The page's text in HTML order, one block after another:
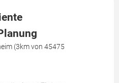
(3km von 45475